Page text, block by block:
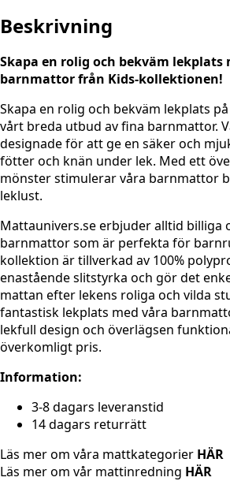
Beskrivning
Skapa en rolig och bekväm lekplats
barnmattor från Kids-kollektionen!
Skapa en rolig och bekväm lekplats
vårt breda utbud av fina barnmattor.
designade för att ge en säker och
fötter och knän under lek. Med ett
mönster stimulerar våra barnmattor
leklust.
Mattaunivers.se erbjuder alltid billiga
barnmattor som är perfekta för
kollektion är tillverkad av 100%
enastående slitstyrka och gör det
mattan efter lekens roliga och vilda
fantastisk lekplats med våra
lekfull design och överlägsen
överkomligt pris.
Information:
3-8 dagars leveranstid
14 dagars returrätt
Läs mer om våra mattkategorier HÄR
Läs mer om vår mattinredning HÄR